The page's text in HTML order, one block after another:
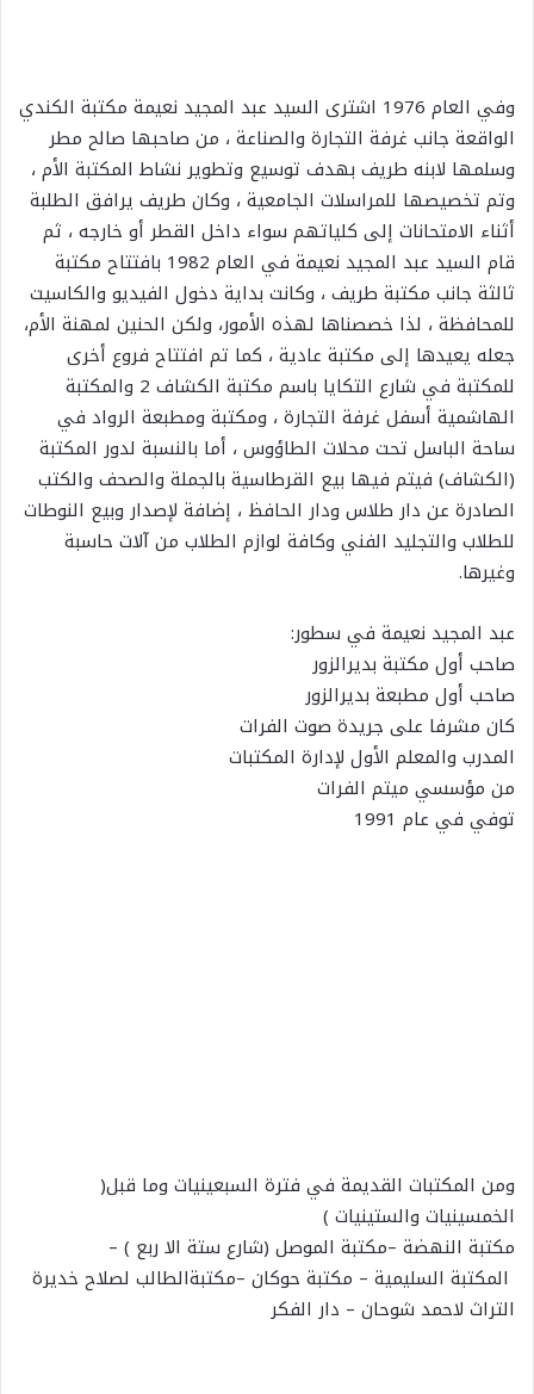
وفي العام 1976 اشترى السيد عبد المجيد نعيمة مكتبة الكندي
الواقعة جانب غرفة التجارة والصناعة ، من صاحبها صالح مطر
وسلمها لابنه طريف بهدف توسيع وتطوير نشاط المكتبة الأم ،
وتم تخصيصها للمراسلات الجامعية ، وكان طريف يرافق الطلبة
أثناء الامتحانات إلى كلياتهم سواء داخل القطر أو خارجه ، ثم
قام السيد عبد المجيد نعيمة في العام 1982 بافتتاح مكتبة
ثالثة جانب مكتبة طريف ، وكانت بداية دخول الفيديو والكاسيت
للمحافظة ، لذا خصصناها لهذه الأمور، ولكن الحنين لمهنة الأم،
جعله يعيدها إلى مكتبة عادية ، كما تم افتتاح فروع أخرى
للمكتبة في شارع التكايا باسم مكتبة الكشاف 2 والمكتبة
الهاشمية أسفل غرفة التجارة ، ومكتبة ومطبعة الرواد في
ساحة الباسل تحت محلات الطاؤوس ، أما بالنسبة لدور المكتبة
(الكشاف) فيتم فيها بيع القرطاسية بالجملة والصحف والكتب
الصادرة عن دار طلاس ودار الحافظ ، إضافة لإصدار وبيع النوطات
للطلاب والتجليد الفني وكافة لوازم الطلاب من آلات حاسبة
وغيرها.
عبد المجيد نعيمة في سطور:
صاحب أول مكتبة بديرالزور
صاحب أول مطبعة بديرالزور
كان مشرفا على جريدة صوت الفرات
المدرب والمعلم الأول لإدارة المكتبات
من مؤسسي ميتم الفرات
توفي في عام 1991
ومن المكتبات القديمة في فترة السبعينيات وما قبل(
الخمسينيات والستينيات )
مكتبة النهضة –مكتبة الموصل (شارع ستة الا ربع ) –
المكتبة السليمية – مكتبة حوكان –مكتبةالطالب لصلاح خديرة
التراث لاحمد شوحان – دار الفكر